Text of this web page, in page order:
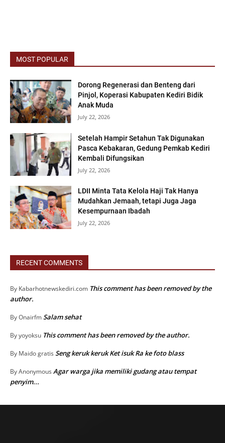
MOST POPULAR
Dorong Regenerasi dan Benteng dari
Pinjol, Koperasi Kabupaten Kediri Bidik
Anak Muda
July 22, 2026
Setelah Hampir Setahun Tak Digunakan
Pasca Kebakaran, Gedung Pemkab Kediri
Kembali Difungsikan
July 22, 2026
LDII Minta Tata Kelola Haji Tak Hanya
Mudahkan Jemaah, tetapi Juga Jaga
Kesempurnaan Ibadah
July 22, 2026
RECENT COMMENTS
By Kabarhotnewskediri.com This comment has been removed by the
author.
ByOnairfmSalam sehat
Byyoyoksu This comment has been removed by the author.
By Maido gratisSeng keruk keruk Ket isuk Ra ke foto blass
ByAnonymousAgar warga jika memiliki gudang atau tempat
penyim...